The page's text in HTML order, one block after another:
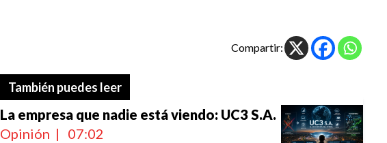
Compartir:
También puedes leer
La empresa que nadie está viendo: UC3 S.A.
Opinión | 07:02